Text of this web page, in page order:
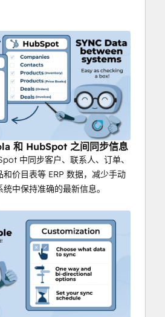
和 HubSpot 之间同步信息
中同步客户、联系人、订单、
价目表等 ERP 数据，减少手动
中保持准确的最新信息。